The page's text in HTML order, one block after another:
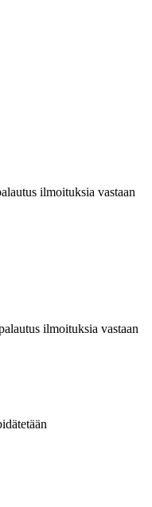
ilmoituksia vastaan
ilmoituksia vastaan